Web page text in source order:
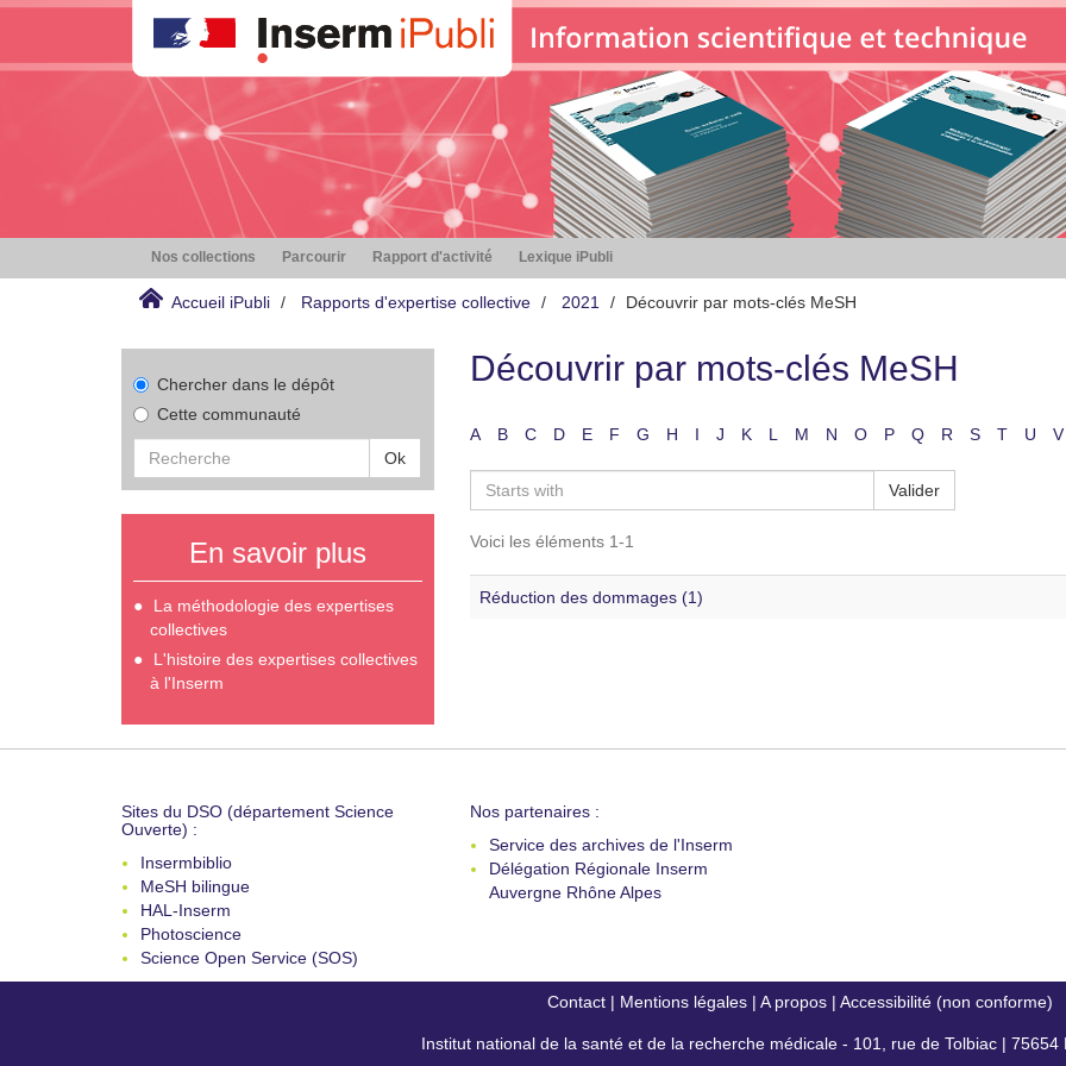
Nos collections Parcourir Rapport d'activité Lexique iPubli
Accueil iPubli Rapports d'expertise collective 2021 Découvrir par mots-clés MeSH
Chercher dans le dépôt
Cette communauté
Ok
En savoir plus
La méthodologie des expertises
collectives
L'histoire des expertises collectives
à l'Inserm
Découvrir par mots-clés MeSH
A B C D E F G H I J K L M N O P Q R S T U V
Valider
Voici les éléments 1-1
Réduction des dommages (1)
Sites du DSO (département Science
Ouverte) :
Insermbiblio
MeSH bilingue
HAL-Inserm
Photoscience
Science Open Service (SOS)
Nos partenaires :
Service des archives de l'Inserm
Délégation Régionale Inserm
Auvergne Rhône Alpes
Contact| Mentions légales| A propos| Accessibilité (non conforme)
Institut national de la santé et de la recherche médicale - 101, rue de Tolbiac | 75654